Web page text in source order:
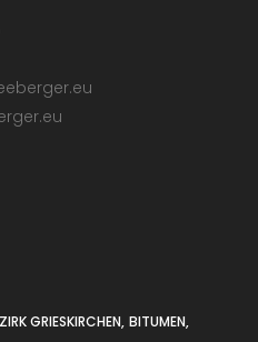
GRIESKIRCHEN BITUMEN